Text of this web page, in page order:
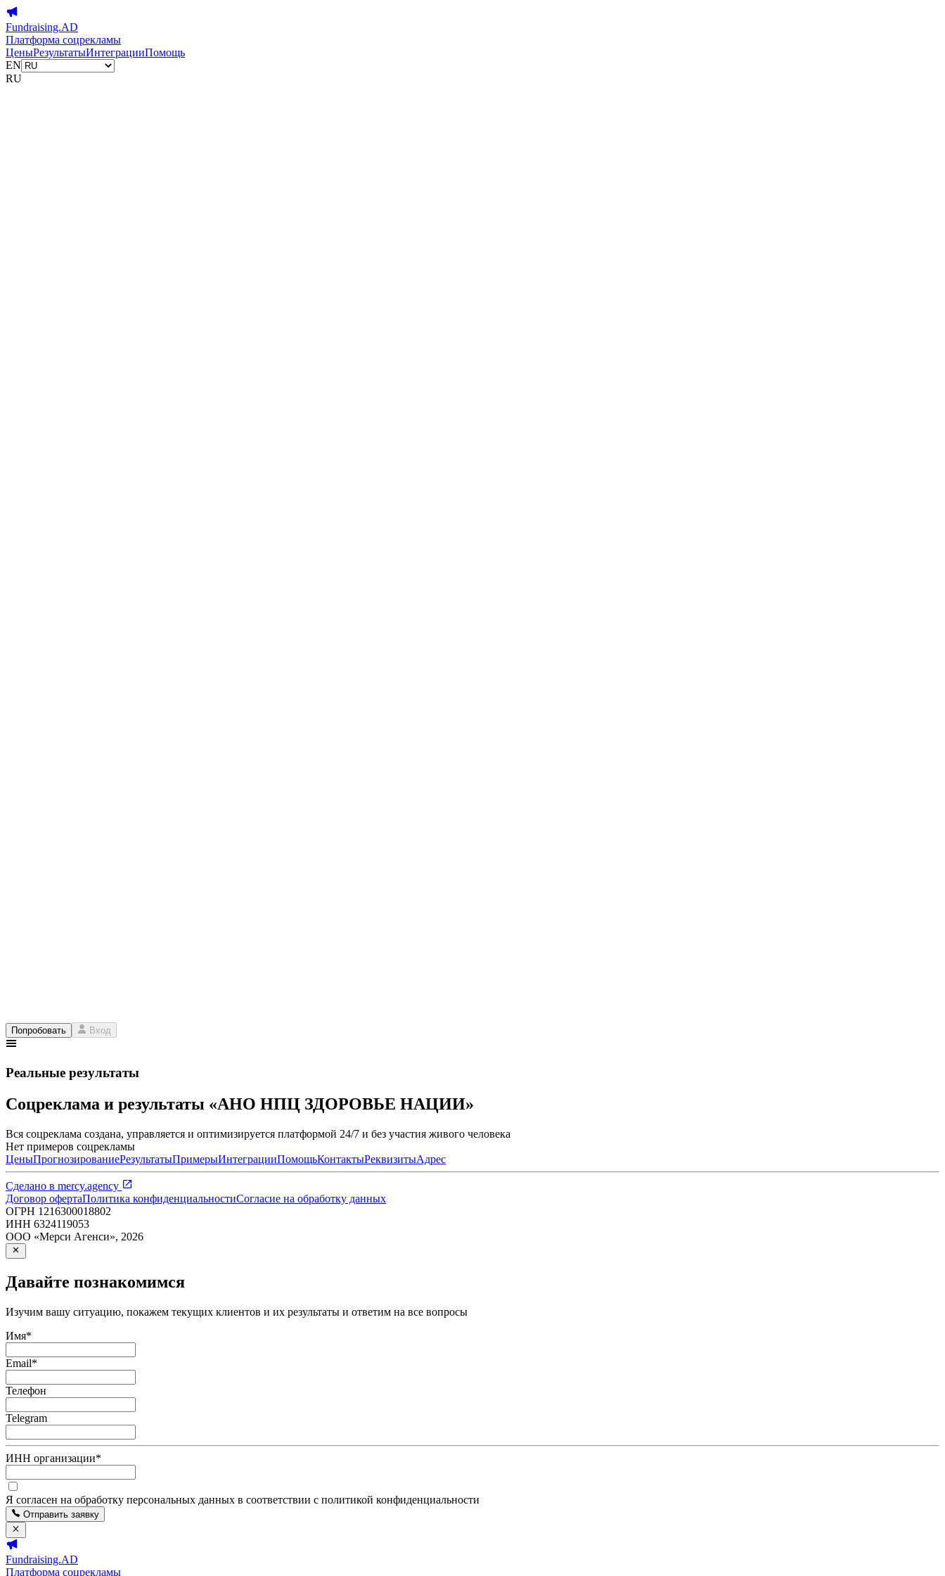
Fundraising.AD
Платформа соцрекламы
ЦеныРезультатыИнтеграцииПомощь
EN
RU
Попробовать Вход
Реальные результаты
Соцреклама и результаты «АНО НПЦ ЗДОРОВЬЕ НАЦИИ»
Вся соцреклама создана, управляется и оптимизируется платформой 24/7 и без участия живого человека
Нет примеров соцрекламы
ЦеныПрогнозированиеРезультатыПримерыИнтеграцииПомощьКонтактыРеквизитыАдрес
Сделано в mercy.agency
Договор офертаПолитика конфиденциальностиСогласие на обработку данных
ОГРН 1216300018802
ИНН 6324119053
ООО «Мерси Агенси», 2026
Давайте познакомимся
Изучим вашу ситуацию, покажем текущих клиентов и их результаты и ответим на все вопросы
Имя*
Email*
Телефон
Telegram
ИНН организации*
Я согласен на обработку персональных данных в соответствии с политикой конфиденциальности
Отправить заявку
Fundraising.AD
Платформа соцрекламы